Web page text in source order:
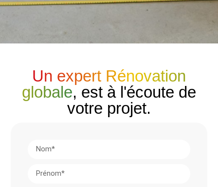
Un expert Rénovation
globale, est à l'écoute de
votre projet.